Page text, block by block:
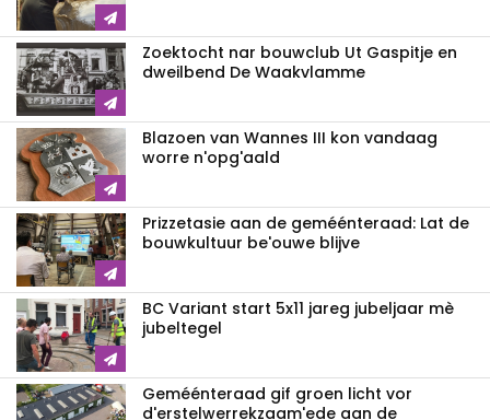
Zoektocht nar bouwclub Ut Gaspitje en
dweilbend De Waakvlamme
Blazoen van Wannes III kon vandaag
worre n'opg'aald
Prizzetasie aan de geméénteraad: Lat de
bouwkultuur be'ouwe blijve
BC Variant start 5x11 jareg jubeljaar mè
jubeltegel
Geméénteraad gif groen licht vor
d'erstelwerrekzaam'ede aan de